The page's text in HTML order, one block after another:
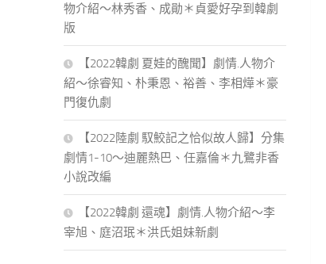
物介紹～林秀香、成勛＊貞愛好孕到韓劇
版
【2022韓劇 夏娃的醜聞】劇情.人物介
紹～徐睿知、朴秉恩、裕善、李相燁＊豪
門復仇劇
【2022陸劇 馭鮫記之恰似故人歸】分集
劇情1-10～迪麗熱巴、任嘉倫＊九鷺非香
小說改編
【2022韓劇 還魂】劇情.人物介紹～李
宰旭、庭沼珉＊洪氏姐妹新劇